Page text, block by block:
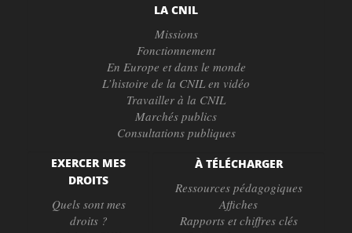
LA CNIL
Missions
Fonctionnement
En Europe et dans le monde
L’histoire de la CNIL en vidéo
Travailler à la CNIL
Marchés publics
Consultations publiques
EXERCER MES
DROITS
Quels sont mes
droits ?
À TÉLÉCHARGER
Ressources pédagogiques
Affiches
Rapports et chiffres clés